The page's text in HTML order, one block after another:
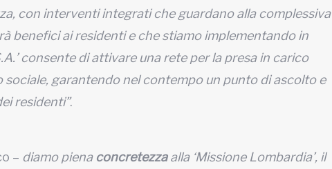
con interventi integrati che guardano alla complessiva
benefici ai residenti e che stiamo implementando in
consente di attivare una rete per la presa in carico
garantendo nel contempo un punto di ascolto e
residenti”.
– diamo piena concretezzaalla ‘Missione Lombardia’, il